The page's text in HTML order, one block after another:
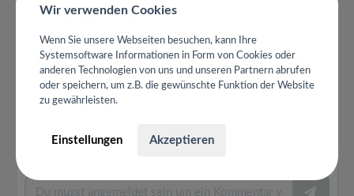
Preis/Leistung
Hilfreich Gut geschrieben
kgsbus
kgsbusund14 andere
finden diese Bewertung gut
Wir verwenden Cookies
Wenn Sie unsere Webseiten besuchen, kann Ihre
Systemsoftware Informationen in Form von Cookies oder
anderen Technologien von uns und unseren Partnern abrufen
oder speichern, um z.B. die gewünschte Funktion der Website
zu gewährleisten.
Einstellungen Akzeptieren